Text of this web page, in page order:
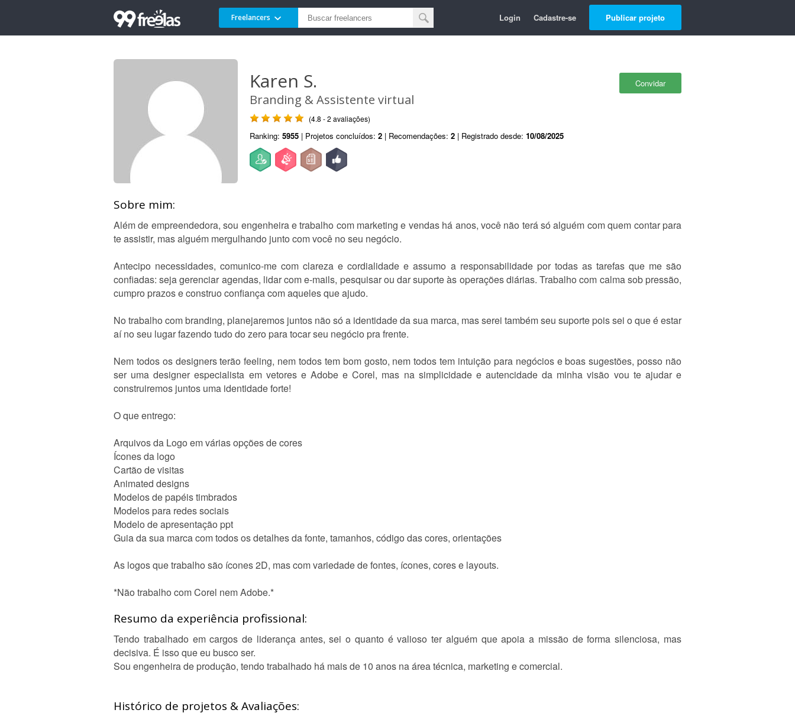
Freelancers Login Cadastre-se Publicar projeto
Convidar
Karen S.
Branding & Assistente virtual
(4.8 - 2 avaliações)
Ranking: 5955 | Projetos concluídos: 2 | Recomendações: 2 | Registrado desde: 10/08/2025
Sobre mim:
Além de empreendedora, sou engenheira e trabalho com marketing e vendas há anos, você não terá só alguém com quem contar para
te assistir, mas alguém mergulhando junto com você no seu negócio.
Antecipo necessidades, comunico-me com clareza e cordialidade e assumo a responsabilidade por todas as tarefas que me são
confiadas: seja gerenciar agendas, lidar com e-mails, pesquisar ou dar suporte às operações diárias. Trabalho com calma sob pressão,
cumpro prazos e construo confiança com aqueles que ajudo.
No trabalho com branding, planejaremos juntos não só a identidade da sua marca, mas serei também seu suporte pois sei o que é estar
aí no seu lugar fazendo tudo do zero para tocar seu negócio pra frente.
Nem todos os designers terão feeling, nem todos tem bom gosto, nem todos tem intuição para negócios e boas sugestões, posso não
ser uma designer especialista em vetores e Adobe e Corel, mas na simplicidade e autencidade da minha visão vou te ajudar e
construiremos juntos uma identidade forte!
O que entrego:
Arquivos da Logo em várias opções de cores
Ícones da logo
Cartão de visitas
Animated designs
Modelos de papéis timbrados
Modelos para redes sociais
Modelo de apresentação ppt
Guia da sua marca com todos os detalhes da fonte, tamanhos, código das cores, orientações
As logos que trabalho são ícones 2D, mas com variedade de fontes, ícones, cores e layouts.
*Não trabalho com Corel nem Adobe.*
Resumo da experiência profissional:
Tendo trabalhado em cargos de liderança antes, sei o quanto é valioso ter alguém que apoia a missão de forma silenciosa, mas
decisiva. É isso que eu busco ser.
Sou engenheira de produção, tendo trabalhado há mais de 10 anos na área técnica, marketing e comercial.
Histórico de projetos & Avaliações: